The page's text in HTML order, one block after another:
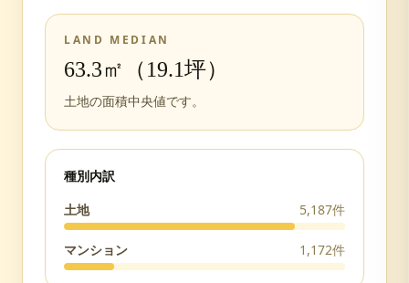
LAND MEDIAN
63.3㎡（19.1坪）
土地の面積中央値です。
種別内訳
土地 5,187件
マンション 1,172件